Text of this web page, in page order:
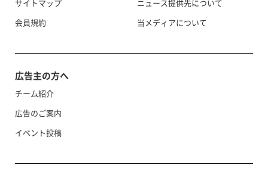
サイトマップ
会員規約
ニュース提供先について
当メディアについて
広告主の方へ
チーム紹介
広告のご案内
イベント投稿